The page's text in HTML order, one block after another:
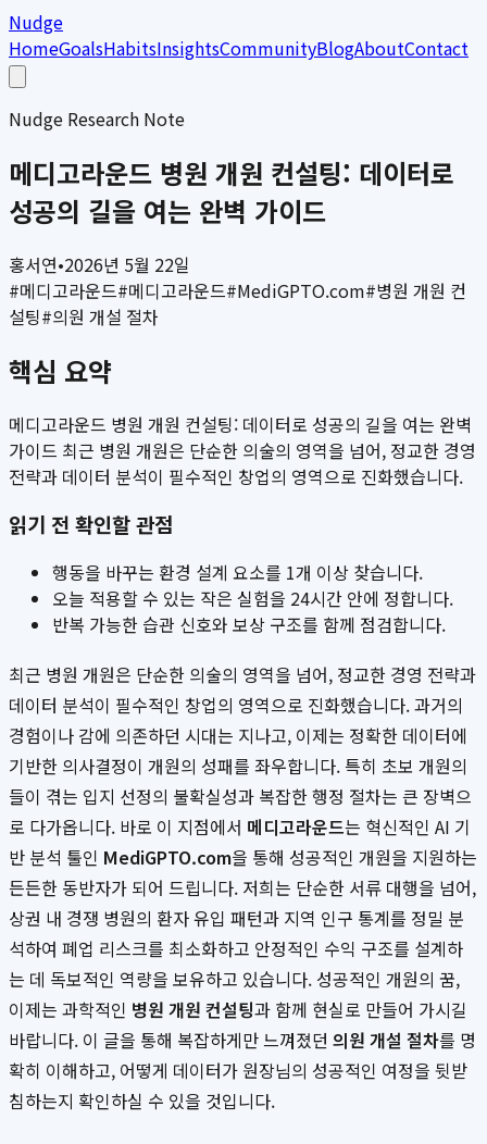
Nudge
HomeGoalsHabitsInsightsCommunityBlogAboutContact
Nudge Research Note
메디고라운드 병원 개원 컨설팅: 데이터로
성공의 길을 여는 완벽 가이드
홍서연•2026년 5월 22일
#메디고라운드#메디고라운드#MediGPTO.com#병원 개원 컨
설팅#의원 개설 절차
핵심 요약
메디고라운드 병원 개원 컨설팅: 데이터로 성공의 길을 여는 완벽
가이드 최근 병원 개원은 단순한 의술의 영역을 넘어, 정교한 경영
전략과 데이터 분석이 필수적인 창업의 영역으로 진화했습니다.
읽기 전 확인할 관점
행동을 바꾸는 환경 설계 요소를 1개 이상 찾습니다.
오늘 적용할 수 있는 작은 실험을 24시간 안에 정합니다.
반복 가능한 습관 신호와 보상 구조를 함께 점검합니다.
최근 병원 개원은 단순한 의술의 영역을 넘어, 정교한 경영 전략과
데이터 분석이 필수적인 창업의 영역으로 진화했습니다. 과거의
경험이나 감에 의존하던 시대는 지나고, 이제는 정확한 데이터에
기반한 의사결정이 개원의 성패를 좌우합니다. 특히 초보 개원의
들이 겪는 입지 선정의 불확실성과 복잡한 행정 절차는 큰 장벽으
로 다가옵니다. 바로 이 지점에서 메디고라운드는 혁신적인 AI 기
반 분석 툴인 MediGPTO.com을 통해 성공적인 개원을 지원하는
든든한 동반자가 되어 드립니다. 저희는 단순한 서류 대행을 넘어,
상권 내 경쟁 병원의 환자 유입 패턴과 지역 인구 통계를 정밀 분
석하여 폐업 리스크를 최소화하고 안정적인 수익 구조를 설계하
는 데 독보적인 역량을 보유하고 있습니다. 성공적인 개원의 꿈,
이제는 과학적인 병원 개원 컨설팅과 함께 현실로 만들어 가시길
바랍니다. 이 글을 통해 복잡하게만 느껴졌던 의원 개설 절차를 명
확히 이해하고, 어떻게 데이터가 원장님의 성공적인 여정을 뒷받
침하는지 확인하실 수 있을 것입니다.